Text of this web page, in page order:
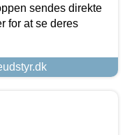
sendes direkte
for at se deres